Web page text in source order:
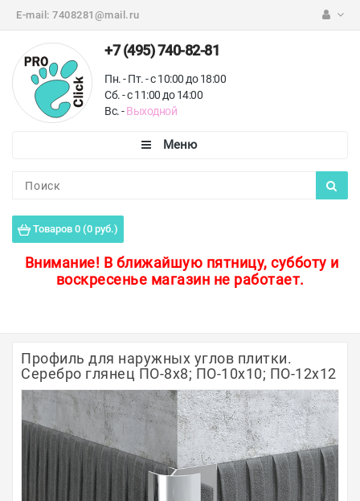
E-mail: 7408281@mail.ru
+7 (495) 740-82-81
Пн. - Пт. - с 10:00 до 18:00
Сб. - с 11:00 до 14:00
Вс. -Выходной
Товаров 0 (0 руб.)
Внимание! В ближайшую пятницу, субботу и
воскресенье магазин не работает.
Пороги для пола
Защитные уголки
Полосы из металла
Плинтуса
Профили для стекла и SPC
Обводы для труб
Профиль для наружных углов плитки.
Серебро глянец ПО-8х8; ПО-10х10; ПО-12х12